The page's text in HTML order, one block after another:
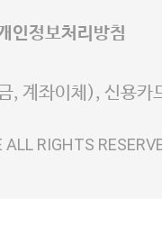
시스 에스크로 서비
인정보처리방침
, 계좌이체), 신용카
RIGHTS